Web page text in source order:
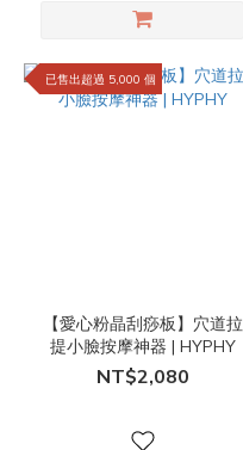
已售出超過 5,000 個
【愛心粉晶刮痧板】穴道拉
提小臉按摩神器 | HYPHY
NT$2,080